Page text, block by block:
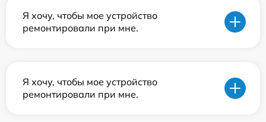
Я хочу, чтобы мое устройство
ремонтировали при мне.
Я хочу, чтобы мое устройство
ремонтировали при мне.